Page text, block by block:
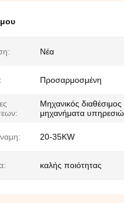
Νέα
Προσαρμοσμένη
Μηχανικός
μηχανήματα
20-35KW
καλής ποιότητας